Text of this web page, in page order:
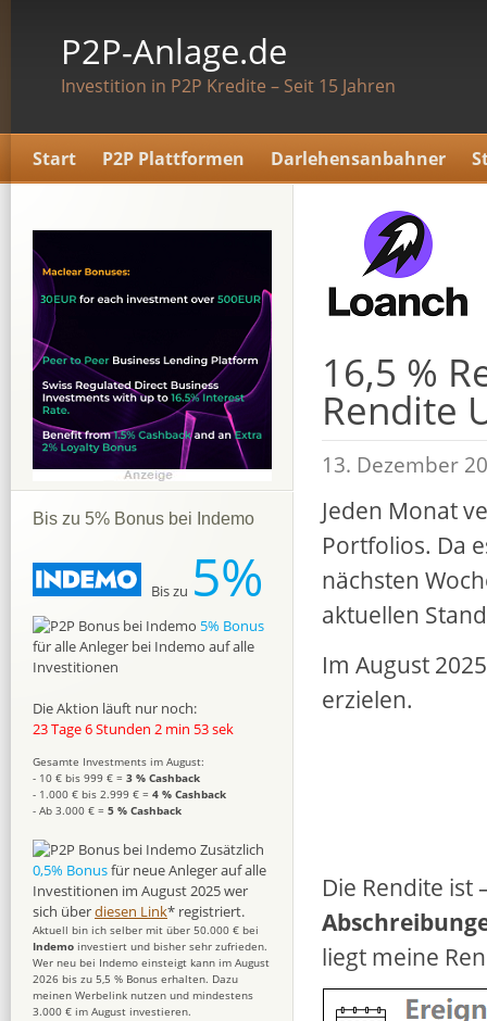
P2P-Anlage.de
Investition in P2P Kredite – Seit 15 Jahren
Start P2P Plattformen Darlehensanbahner
16,5 %
Rendite
13. Dezember
Jeden Monat
Portfolios. Da
nächsten
aktuellen
Im August
erzielen.
Die Rendite
liegt meine
Bis zu 5% Bonus bei Indemo
Bis zu 5%
5% Bonus
für alle Anleger bei Indemo auf alle
Investitionen
Die Aktion läuft nur noch:
23 Tage 6 Stunden 2 min 51 sek
Gesamte Investments im August:
- 10 € bis 999 € = 3 % Cashback
- 1.000 € bis 2.999 € = 4 % Cashback
- Ab 3.000 € = 5 % Cashback
Zusätzlich
0,5% Bonusfür neue Anleger auf alle
Investitionen im August 2025 wer
sich überdiesen Link* registriert.
Aktuell bin ich selber mit über 50.000 € bei
Indemo investiert und bisher sehr zufrieden.
Wer neu bei Indemo einsteigt kann im August
2026 bis zu 5,5 % Bonus erhalten. Dazu
meinen Werbelink nutzen und mindestens
3.000 € im August investieren.